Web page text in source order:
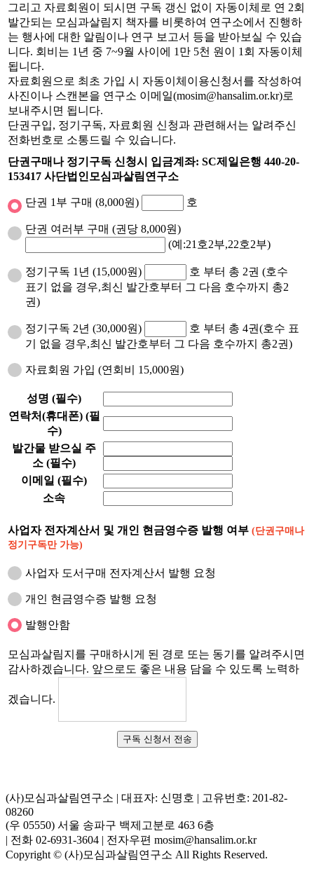
그리고 자료회원이 되시면 구독 갱신 없이 자동이체로 연 2회
발간되는 모심과살림지 책자를 비롯하여 연구소에서 진행하
는 행사에 대한 알림이나 연구 보고서 등을 받아보실 수 있습
니다. 회비는 1년 중 7~9월 사이에 1만 5천 원이 1회 자동이체
됩니다.
자료회원으로 최초 가입 시 자동이체이용신청서를 작성하여
사진이나 스캔본을 연구소 이메일(mosim@hansalim.or.kr)로
보내주시면 됩니다.
단권구입, 정기구독, 자료회원 신청과 관련해서는 알려주신
전화번호로 소통드릴 수 있습니다.
단권구매나 정기구독 신청시 입금계좌: SC제일은행 440-20-
153417 사단법인모심과살림연구소
단권 1부 구매 (8,000원) 호
단권 여러부 구매 (권당 8,000원)
(예:21호2부,22호2부)
정기구독 1년 (15,000원)
호 부터 총 2권 (호수
표기 없을 경우,최신 발간호부터 그 다음 호수까지 총2
권)
정기구독 2년 (30,000원)
호 부터 총 4권(호수 표
기 없을 경우,최신 발간호부터 그 다음 호수까지 총2권)
자료회원 가입 (연회비 15,000원)
성명 (필수)
연락처(휴대폰) (필
수)
발간물 받으실 주
소 (필수)
이메일 (필수)
소속
사업자 전자계산서 및 개인 현금영수증 발행 여부 (단권구매나
정기구독만 가능)
사업자 도서구매 전자계산서 발행 요청
개인 현금영수증 발행 요청
발행안함
모심과살림지를 구매하시게 된 경로 또는 동기를 알려주시면
감사하겠습니다. 앞으로도 좋은 내용 담을 수 있도록 노력하
겠습니다.
구독 신청서 전송
(사)모심과살림연구소 | 대표자: 신명호 | 고유번호: 201-82-
08260
(우 05550) 서울 송파구 백제고분로 463 6층
| 전화 02-6931-3604 | 전자우편 mosim@hansalim.or.kr
Copyright © (사)모심과살림연구소 All Rights Reserved.